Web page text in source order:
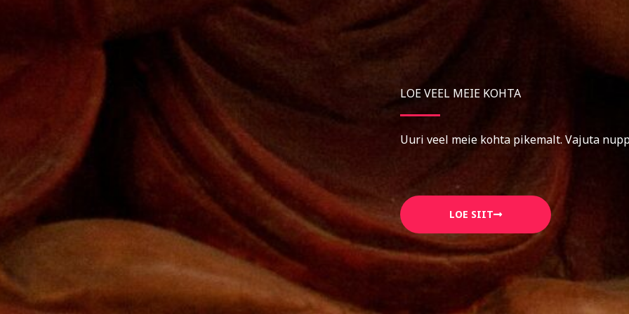
LOE VEEL MEIE KOHTA
Uuri veel meie kohta pikemalt. Vajuta
LOE SIIT